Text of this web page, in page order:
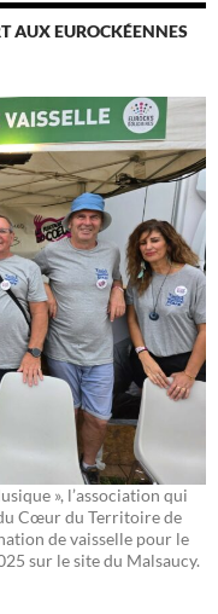
AUX EUROCKÉENNES
», l’association qui
Cœur du Territoire de
de vaisselle pour le
sur le site du Malsaucy.